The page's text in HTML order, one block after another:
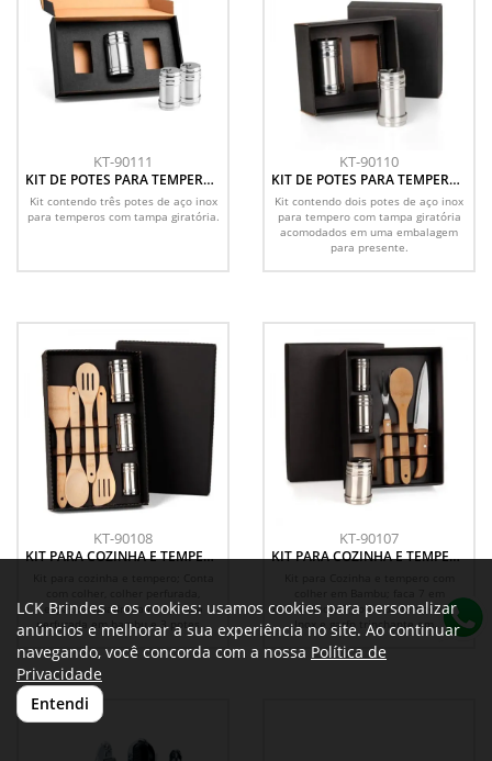
KT-90111
KIT DE POTES PARA TEMPERO -
3 PÇS
Kit contendo três potes de aço inox
para temperos com tampa giratória.
KT-90110
KIT DE POTES PARA TEMPERO -
2 PÇS
Kit contendo dois potes de aço inox
para tempero com tampa giratória
acomodados em uma embalagem
para presente.
KT-90108
KIT PARA COZINHA E TEMPERO
espátula quadrada e espátula
perfurada em bambu e 3 potes...
KT-90107
KIT PARA COZINHA E TEMPERO
Bambu/Inox; 3 potes de tempero em
Inox e garfo trinchante em...
LCK Brindes e os cookies: usamos cookies para personalizar
anúncios e melhorar a sua experiência no site. Ao continuar
navegando, você concorda com a nossa Política de
Privacidade
Entendi